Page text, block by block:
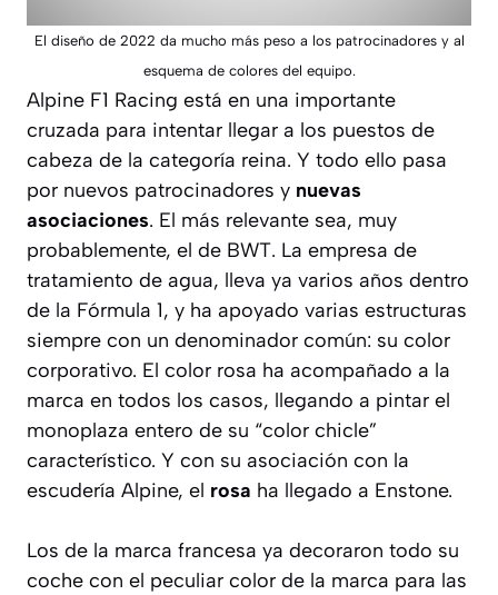
El diseño de 2022 da mucho más peso a los patrocinadores y al
esquema de colores del equipo.
Alpine F1 Racing está en una importante
cruzada para intentar llegar a los puestos de
cabeza de la categoría reina. Y todo ello pasa
por nuevos patrocinadores y nuevas
asociaciones. El más relevante sea, muy
probablemente, el de BWT. La empresa de
tratamiento de agua, lleva ya varios años dentro
de la Fórmula 1, y ha apoyado varias estructuras
siempre con un denominador común: su color
corporativo. El color rosa ha acompañado a la
marca en todos los casos, llegando a pintar el
monoplaza entero de su “color chicle”
característico. Y con su asociación con la
escudería Alpine, el rosa ha llegado a Enstone.
Los de la marca francesa ya decoraron todo su
coche con el peculiar color de la marca para las